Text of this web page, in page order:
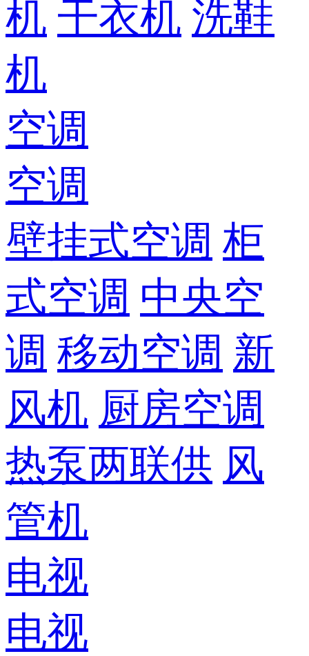
机 干衣机 洗鞋
机
空调
空调
壁挂式空调 柜
式空调 中央空
调 移动空调 新
风机 厨房空调
热泵两联供 风
管机
电视
电视